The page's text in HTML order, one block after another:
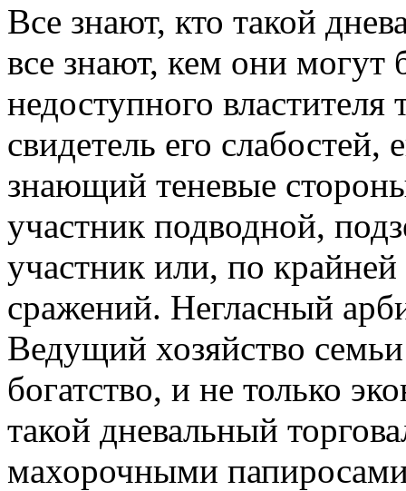
Все знают, кто такой
все знают, кем они
недоступного
свидетель его
знающий теневые
участник подводной,
участник или, по
сражений. Негласный
Ведущий хозяйство
богатство, и не только
такой дневальный
махорочными